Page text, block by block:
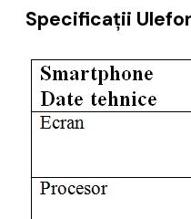
Specificaţii